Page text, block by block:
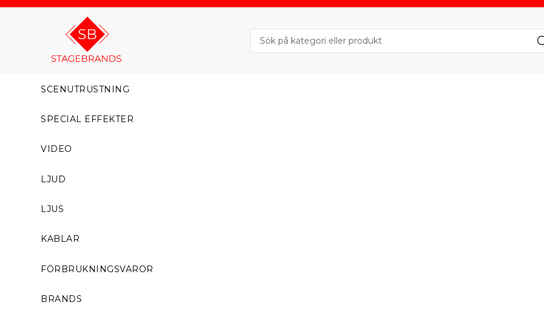
SCENUTRUSTNING
SPECIAL EFFEKTER
VIDEO
LJUD
LJUS
KABLAR
FÖRBRUKNINGSVAROR
BRANDS